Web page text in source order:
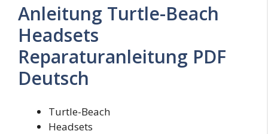
Anleitung Turtle-Beach
Headsets
Reparaturanleitung PDF
Deutsch
Turtle-Beach
Headsets